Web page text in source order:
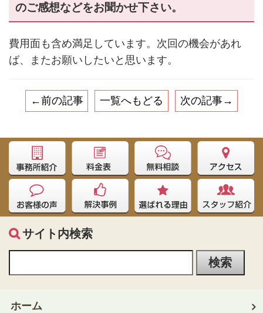
のご感想などをお聞かせ下さい。
費用面も含め満足しています。次回の機会があれ
ば、またお願いしたいと思います。
←前の記事 一覧へもどる 次の記事→
サイト内検索
ホーム